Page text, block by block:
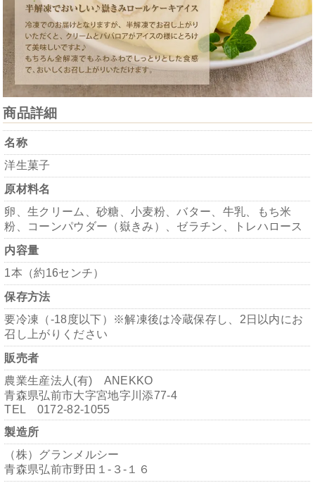
商品詳細
名称
洋生菓子
原材料名
卵、生クリーム、砂糖、小麦粉、バター、牛乳、もち米
粉、コーンパウダー（嶽きみ）、ゼラチン、トレハロース
内容量
1本（約16センチ）
保存方法
要冷凍（-18度以下）※解凍後は冷蔵保存し、2日以内にお
召し上がりください
販売者
農業生産法人(有) ANEKKO
青森県弘前市大字宮地字川添77-4
TEL 0172-82-1055
製造所
（株）グランメルシー
青森県弘前市野田１-３-１６